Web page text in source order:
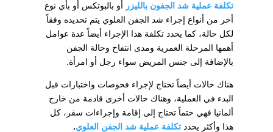
تكلفة عملية شد الجفون بالليزر أو بالبوتكس أو بأي نوع
أخر من أنواع إجراء شد الجفن العلوي يتم تحديده وفقاً
لكل حالة، كما يحدد تكلفة هذا الإجراء أيضاً عدة عوامل
أهمها المرحلة العمرية ومدى انتفاخ وحالة الجفن
بالإضافة إلى جنس المريض سواء رجل أو امرأة.
هناك حالات أيضاً تحتاج لإجراء فحوصات واختبارات قبل
البدء في العملية، وهناك حالات أخرى قادمة من خارج
ألمانيا فهي حتماً تحتاج إلى إقامة وإجراءات سفر، كل
هذا وأكثر يحدد تكلفة عملية شد الجفن العلوي.